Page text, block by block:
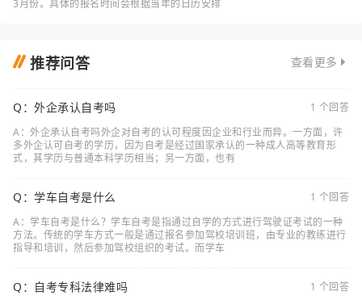
3月份。具体的报名时间会根据当年的日历安排
推荐问答 查看更多
Q：外企承认自考吗
1 个回答
A：外企承认自考吗外企对自考的认可程度因企业和行业而异。一方面，许
多外企认可自考的学历，因为自考是经过国家承认的一种成人高等教育形
式，其学历与普通本科学历相当；另一方面，也有
Q：学车自考是什么
1 个回答
A：学车自考是什么？学车自考是指通过自学的方式进行驾驶证考试的一种
方法。传统的学车方式一般是通过报名参加驾校培训班，由专业的教练进行
指导和培训，然后参加驾校组织的考试。而学车
Q：自考专科法律难吗
1 个回答